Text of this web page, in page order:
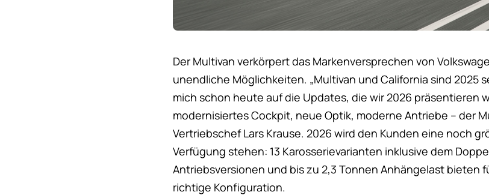
Der Multivan verkörpert das Markenversprechen von
unendliche Möglichkeiten. „Multivan und California sind 2025
mich schon heute auf die Updates, die wir 2026 präsentieren
modernisiertes Cockpit, neue Optik, moderne Antriebe – der
Vertriebschef Lars Krause. 2026 wird den Kunden eine noch
Verfügung stehen: 13 Karosserievarianten inklusive dem
Antriebsversionen und bis zu 2,3 Tonnen Anhängelast bieten
richtige Konfiguration.